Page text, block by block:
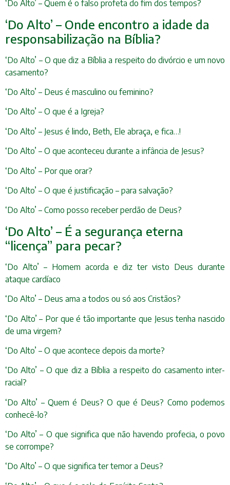
‘Do Alto’ – Quem é o falso profeta do fim dos tempos?
‘Do Alto’ – Onde encontro a idade da
responsabilização na Bíblia?
‘Do Alto’ – O que diz a Bíblia a respeito do divórcio e um novo
casamento?
‘Do Alto’ – Deus é masculino ou feminino?
‘Do Alto’ – O que é a Igreja?
‘Do Alto’ – Jesus é lindo, Beth, Ele abraça, e fica…!
‘Do Alto’ – O que aconteceu durante a infância de Jesus?
‘Do Alto’ – Por que orar?
‘Do Alto’ – O que é justificação – para salvação?
‘Do Alto’ – Como posso receber perdão de Deus?
‘Do Alto’ – É a segurança eterna
“licença” para pecar?
‘Do Alto’ – Homem acorda e diz ter visto Deus durante
ataque cardíaco
‘Do Alto’ – Deus ama a todos ou só aos Cristãos?
‘Do Alto’ – Por que é tão importante que Jesus tenha nascido
de uma virgem?
‘Do Alto’ – O que acontece depois da morte?
‘Do Alto’ – O que diz a Bíblia a respeito do casamento inter-
racial?
‘Do Alto’ – Quem é Deus? O que é Deus? Como podemos
conhecê-lo?
‘Do Alto’ – O que significa que não havendo profecia, o povo
se corrompe?
‘Do Alto’ – O que significa ter temor a Deus?